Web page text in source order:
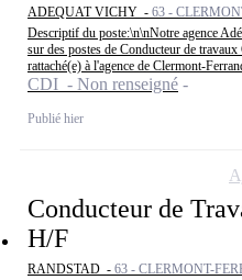
ADEQUAT VICHY - 63 -
Descriptif du poste:\n\nNotre agence
sur des postes de Conducteur de
rattaché(e) à l'agence de Clermont-
CDI - Non renseigné
Publié hier
Conducteur de
H/F
RANDSTAD - 63 - CLERMONT-